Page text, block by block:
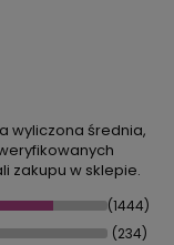
wyliczona średnia,
zakupu w sklepie.
(1444)
(234)